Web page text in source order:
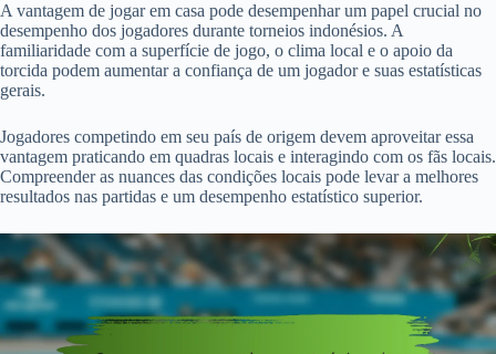
A vantagem de jogar em casa pode desempenhar um papel crucial no
desempenho dos jogadores durante torneios indonésios. A
familiaridade com a superfície de jogo, o clima local e o apoio da
torcida podem aumentar a confiança de um jogador e suas estatísticas
gerais.
Jogadores competindo em seu país de origem devem aproveitar essa
vantagem praticando em quadras locais e interagindo com os fãs locais.
Compreender as nuances das condições locais pode levar a melhores
resultados nas partidas e um desempenho estatístico superior.